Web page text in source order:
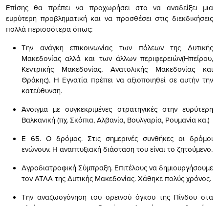
Επίσης θα πρέπει να προχωρήσει στο να αναδείξει μια
ευρύτερη προβληματική και να προσθέσει στις διεκδικήσεις
πολλά περισσότερα όπως:
Την ανάγκη επικοινωνίας των πόλεων της Δυτικής
Μακεδονίας αλλά και των άλλων περιφερειών(Ηπείρου,
Κεντρικής Μακεδονίας, Ανατολικής Μακεδονίας και
Θράκης). Η Εγνατία πρέπει να αξιοποιηθεί σε αυτήν την
κατεύθυνση.
Άνοιγμα με συγκεκριμένες στρατηγικές στην ευρύτερη
Βαλκανική (πχ. Σκόπια, Αλβανία, Βουλγαρία, Ρουμανία κα.)
Ε 65. Ο δρόμος. Στις σημερινές συνθήκες οι δρόμοι
ενώνουν. Η αναπτυξιακή διάσταση του είναι το ζητούμενο.
Αγροδιατροφική Σύμπραξη. Επιτέλους να δημιουργήσουμε
τον ΑΤΛΑ της Δυτικής Μακεδονίας. Χάθηκε πολύς χρόνος.
Την αναζωογόνηση του ορεινού όγκου της Πίνδου στα